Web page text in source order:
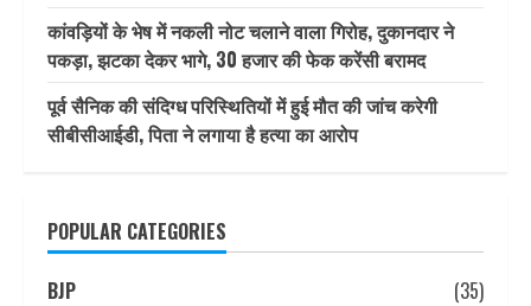
कांवड़ियों के भेष में नकली नोट चलाने वाला गिरोह, दुकानदार ने
पकड़ा, झटका देकर भागे, 30 हजार की फेक करेंसी बरामद
पूर्व सैनिक की संदिग्ध परिस्थितियों में हुई मौत की जांच करेगी
सीबीसीआईडी, पिता ने लगाया है हत्या का आरोप
POPULAR CATEGORIES
BJP
(35)